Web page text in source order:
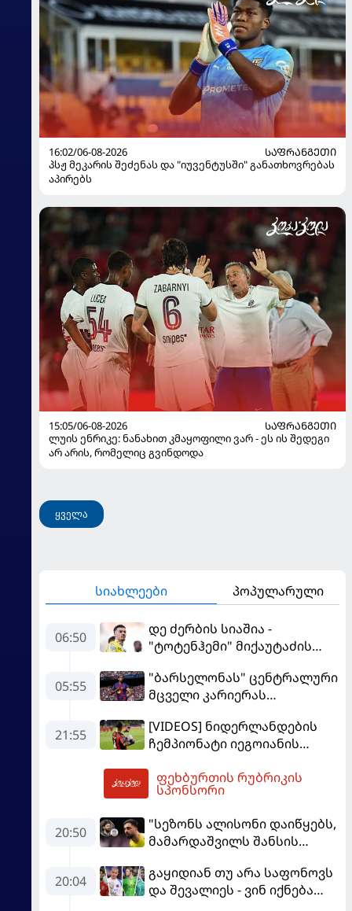
16:02/06-08-2026
ᲡᲐᲤᲠᲐᲜᲒᲔᲗᲘ
პსჟ მეკარის შეძენას და "იუვენტუსში" განათხოვრებას
აპირებს
15:05/06-08-2026
ᲡᲐᲤᲠᲐᲜᲒᲔᲗᲘ
ლუის ენრიკე: ნანახით კმაყოფილი ვარ - ეს ის შედეგი
არ არის, რომელიც გვინდოდა
ყველა
სიახლეები პოპულარული
06:50
დე ძერბის სიაშია -
"ტოტენჰემი" მიქაუტაძის
05:55
"ბარსელონას" ცენტრალური
მცველი კარიერას
გააგრძელებს
21:55
[VIDEOS] ნიდერლანდების
ჩემპიონატი იეგოიანის
MVP გახდა
ფეხბურთის რუბრიკის
სპონსორი
20:50
"სეზონს ალისონი დაიწყებს,
მამარდაშვილს შანსის
მოთმინება სჭირდება,
რომელსაც 100%-ით
20:04
გაყიდიან თუ არა საფონოვს
და შევალიეს - ვინ იქნება